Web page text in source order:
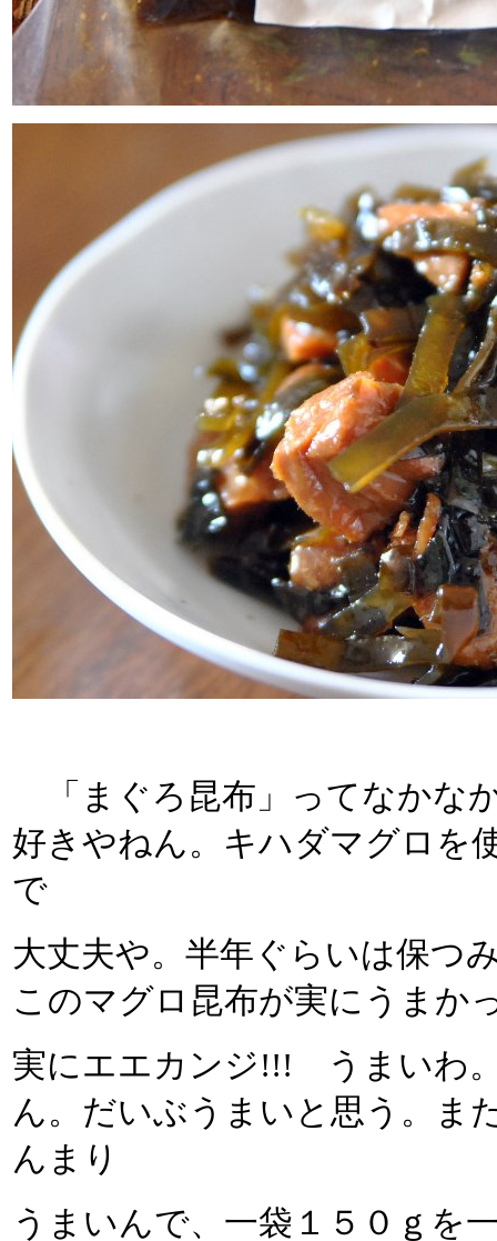
「まぐろ昆布」ってなかな
好きやねん。キハダマグロを
で
大丈夫や。半年ぐらいは保つ
このマグロ昆布が実にうまか
実にエエカンジ!!! うまいわ
ん。だいぶうまいと思う。ま
んまり
うまいんで、一袋１５０ｇを